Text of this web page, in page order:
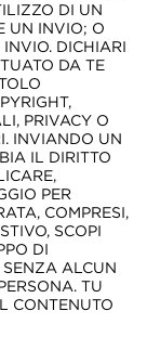
DI UN
UN INVIO; O
DICHIARI
DA TE
PRIVACY O
INVIANDO UN
IL DIRITTO
PER
COMPRESI,
SCOPI
DI
SENZA ALCUN
TU
CONTENUTO